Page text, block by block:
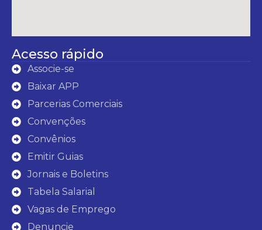
Acesso rápido
Associe-se
Baixar APP
Parcerias Comerciais
Convenções
Convênios
Emitir Guias
Jornais e Boletins
Tabela Salarial
Vagas de Emprego
Denuncie